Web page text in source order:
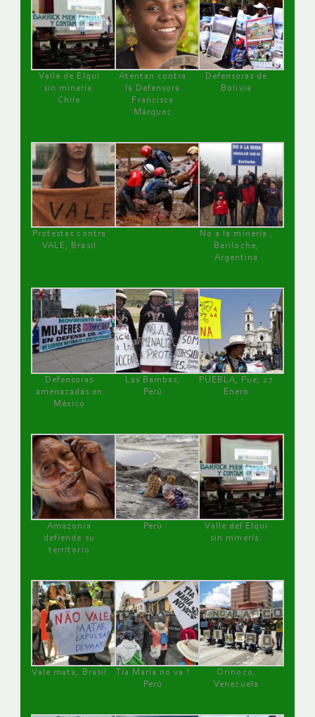
Valle de Elqui
sin minería.
Chile
Atentan contra
la Defensora
Francisca
Márquez
Defensoras de
Bolivia
Protestas contra
VALE, Brasil
No a la minería ,
Bariloche,
Argentina
Defensoras
amenazadas en
México
Las Bambas,
Perú
PUEBLA, Pue, 27
Enero
Amazonía
defiende su
territorio
Perú
Valle del Elqui
sin minería.
Vale mata, Brasil
Tía María no va !
Perú
Orinoco,
Venezuela